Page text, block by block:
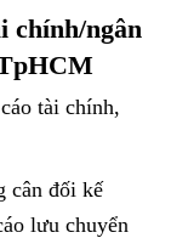
chính/ngân
tài chính,
cân đối kế
lưu chuyển